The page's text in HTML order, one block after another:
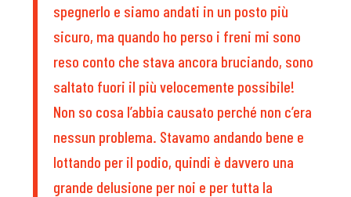
spegnerlo e siamo andati in un posto più
sicuro, ma quando ho perso i freni mi sono
reso conto che stava ancora bruciando, sono
saltato fuori il più velocemente possibile!
Non so cosa l’abbia causato perché non c’era
nessun problema. Stavamo andando bene e
lottando per il podio, quindi è davvero una
grande delusione per noi e per tutta la